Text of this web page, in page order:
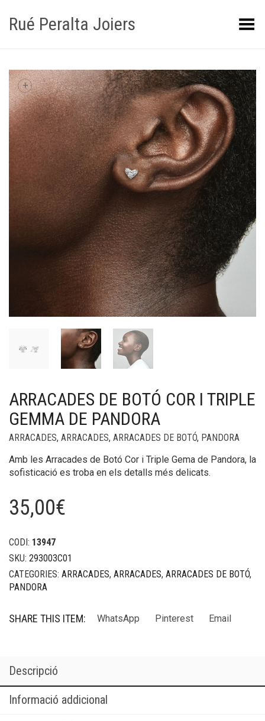
Rué Peralta Joiers Obrir/tancar el menú
+
ARRACADES DE BOTÓ COR I TRIPLE
GEMMA DE PANDORA
ARRACADES, ARRACADES, ARRACADES DE BOTÓ, PANDORA
Amb les Arracades de Botó Cor i Triple Gema de Pandora, la
sofisticació es troba en els detalls més delicats.
35,00€
CODI: 13947
SKU: 293003C01
CATEGORIES: ARRACADES, ARRACADES, ARRACADES DE BOTÓ,
PANDORA
SHARE THIS ITEM: WhatsApp Pinterest Email
Descripció
Informació addicional